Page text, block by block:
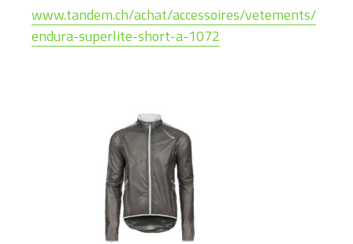
www.tandem.ch/achat/accessoires/vetements/
endura-superlite-short-a-1072